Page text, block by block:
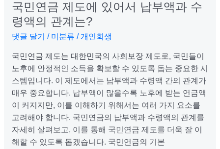
국민연금 제도에 있어서 납부액과 수
령액의 관계는?
댓글 달기 / 미분류 / 개인회생
국민연금 제도는 대한민국의 사회보장 제도로, 국민들이
노후에 안정적인 소득을 확보할 수 있도록 돕는 중요한 시
스템입니다. 이 제도에서는 납부액과 수령액 간의 관계가
매우 중요합니다. 납부액이 많을수록 노후에 받는 연금액
이 커지지만, 이를 이해하기 위해서는 여러 가지 요소를
고려해야 합니다. 국민연금의 납부액과 수령액의 관계를
자세히 살펴보고, 이를 통해 국민연금 제도를 더욱 잘 이
해할 수 있도록 돕겠습니다. 국민연금의 기본
국
민
연
금
제
도
에
있
어
서
납
부